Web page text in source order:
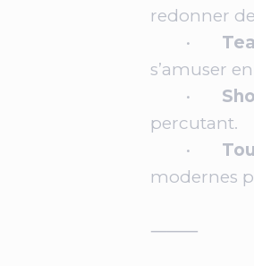
redonner
•
s’amuser
•
percutant.
•
modernes
⸻